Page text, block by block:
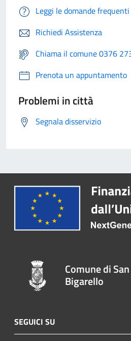
Leggi le domande frequenti
Richiedi Assistenza
Chiama il comune 0376
Prenota un appuntamento
Problemi in città
Segnala disservizio
Comune di
Bigarello
SEGUICI SU